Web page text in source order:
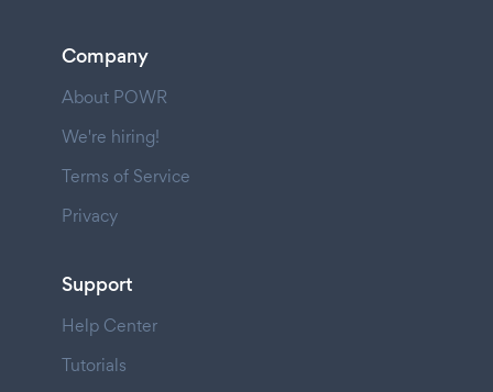
Company
About POWR
We're hiring!
Terms of Service
Privacy
Support
Help Center
Tutorials